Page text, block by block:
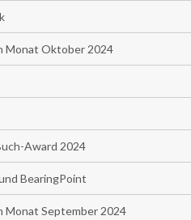
Monat Oktober 2024
Award 2024
BearingPoint
Monat September 2024